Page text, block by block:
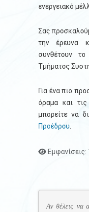
ενεργειακό
Σας
την έρευνα
συνθέτουν
Τμήματος
Για ένα πιο
όραμα και
μπορείτε να
Προέδρου
Εμφανίσεις:
Αν θέλεις να